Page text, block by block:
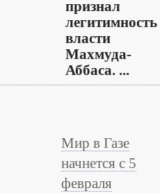
признал
легитимность
власти
Махмуда-
Аббаса. ...
Мир в Газе
начнется с 5
февраля